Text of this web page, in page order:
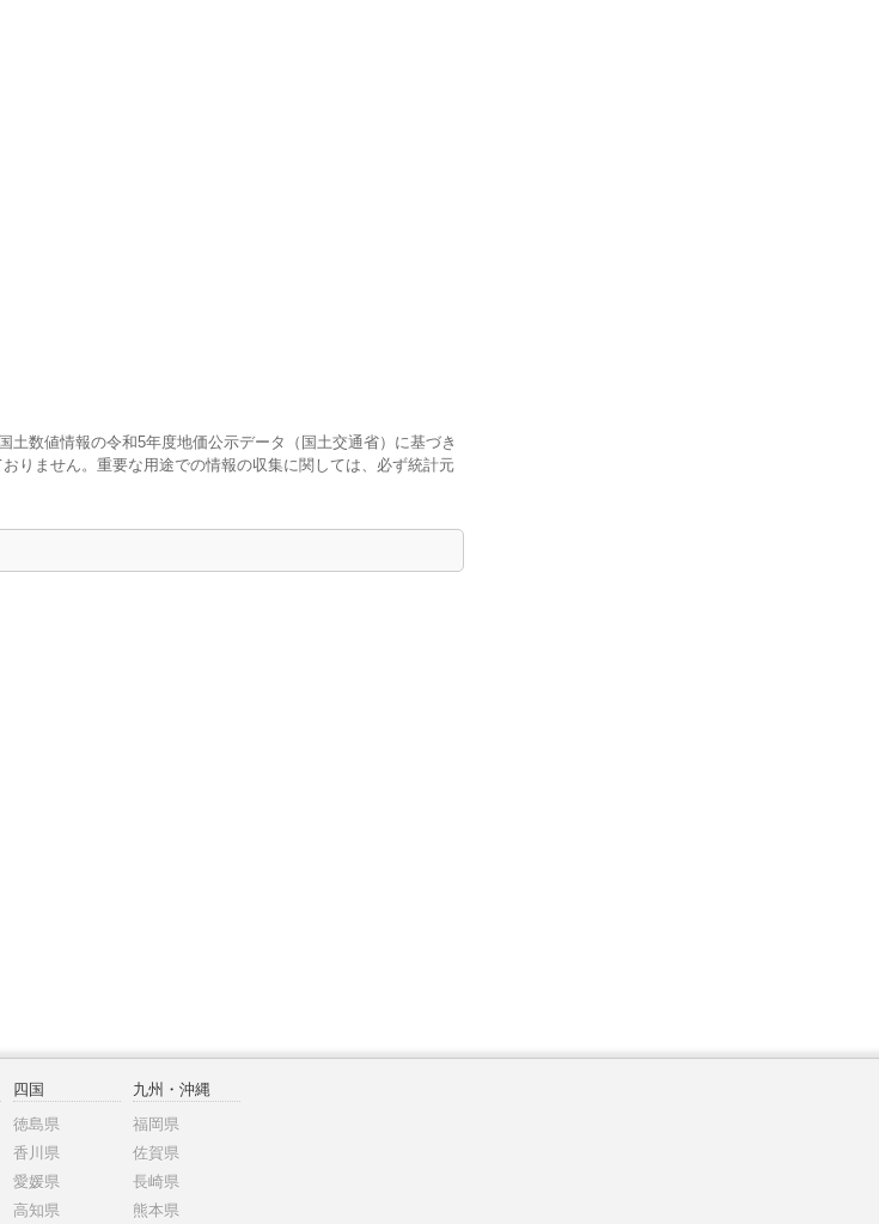
数値情報の令和5年度地価公示データ（国土交通省）に基づき
りません。重要な用途での情報の収集に関しては、必ず統計元
四国
徳島県
香川県
愛媛県
高知県
九州・沖縄
福岡県
佐賀県
長崎県
熊本県